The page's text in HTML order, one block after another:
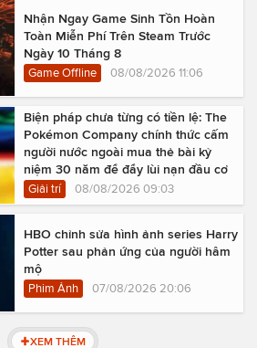
Nhận Ngay Game Sinh Tồn Hoàn
Toàn Miễn Phí Trên Steam Trước
Ngày 10 Tháng 8
Game Offline 08/08/2026 11:06
Biện pháp chưa từng có tiền lệ: The
Pokémon Company chính thức cấm
người nước ngoài mua thẻ bài kỷ
niệm 30 năm để đẩy lùi nạn đầu cơ
Giải trí 08/08/2026 09:03
HBO chỉnh sửa hình ảnh series Harry
Potter sau phản ứng của người hâm
mộ
Phim Ảnh 07/08/2026 20:06
XEM THÊM